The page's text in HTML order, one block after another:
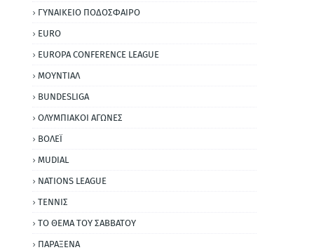
ΓΥΝΑΙΚΕΙΟ ΠΟΔΟΣΦΑΙΡΟ
EURO
EUROPA CONFERENCE LEAGUE
ΜΟΥΝΤΙΑΛ
BUNDESLIGA
ΟΛΥΜΠΙΑΚΟΙ ΑΓΩΝΕΣ
ΒΟΛΕΪ
MUDIAL
NATIONS LEAGUE
ΤΕΝΝΙΣ
ΤΟ ΘΕΜΑ ΤΟΥ ΣΑΒΒΑΤΟΥ
ΠΑΡΑΞΕΝΑ